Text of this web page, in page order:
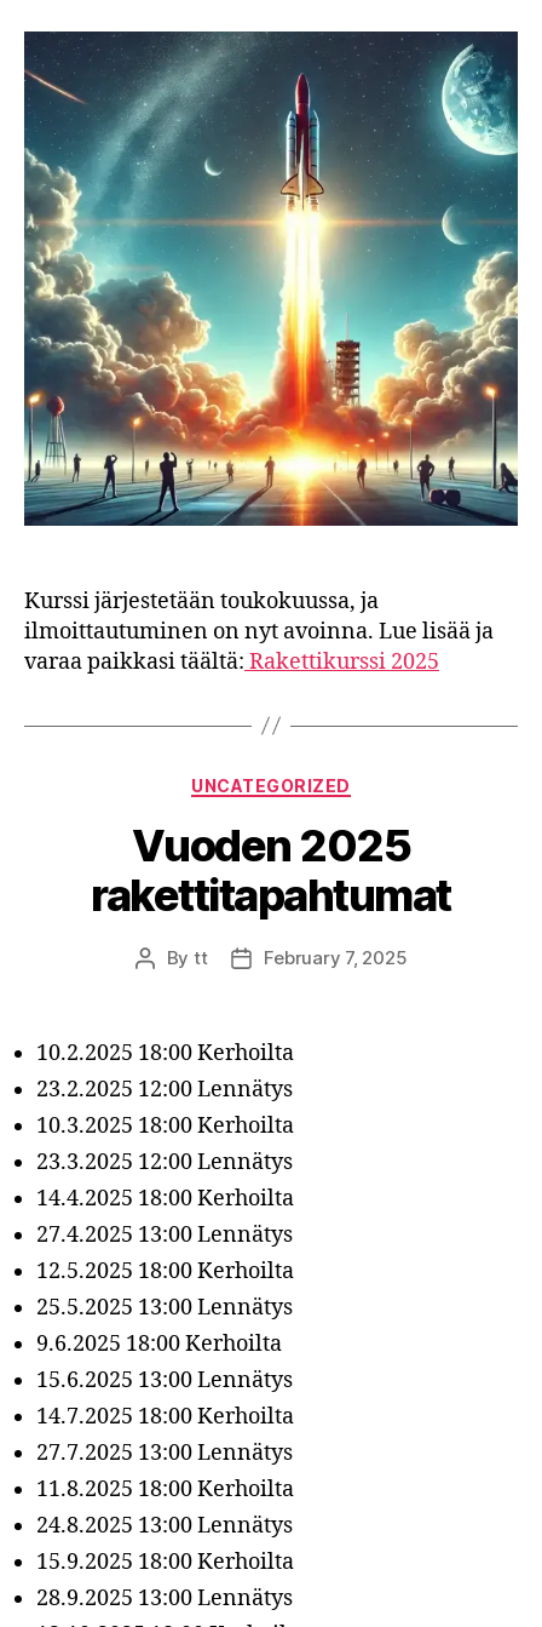
Kurssi järjestetään toukokuussa, ja
ilmoittautuminen on nyt avoinna. Lue lisää ja
varaa paikkasi täältä: Rakettikurssi 2025
Categories
UNCATEGORIZED
Vuoden 2025
rakettitapahtumat
Post
By tt
PostFebruary 7, 2025
10.2.2025 18:00 Kerhoilta
23.2.2025 12:00 Lennätys
10.3.2025 18:00 Kerhoilta
23.3.2025 12:00 Lennätys
14.4.2025 18:00 Kerhoilta
27.4.2025 13:00 Lennätys
12.5.2025 18:00 Kerhoilta
25.5.2025 13:00 Lennätys
9.6.2025 18:00 Kerhoilta
15.6.2025 13:00 Lennätys
14.7.2025 18:00 Kerhoilta
27.7.2025 13:00 Lennätys
11.8.2025 18:00 Kerhoilta
24.8.2025 13:00 Lennätys
15.9.2025 18:00 Kerhoilta
28.9.2025 13:00 Lennätys